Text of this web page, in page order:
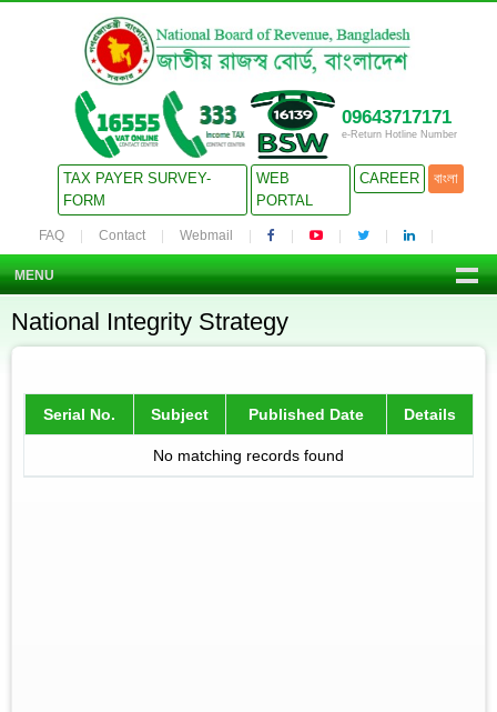
09643717171
e-Return Hotline Number
TAX PAYER SURVEY-
FORM
WEB
PORTAL
CAREER বাংলা
FAQ Contact Webmail
MENU
National Integrity Strategy
Serial No. Subject Published Date Details
No matching records found